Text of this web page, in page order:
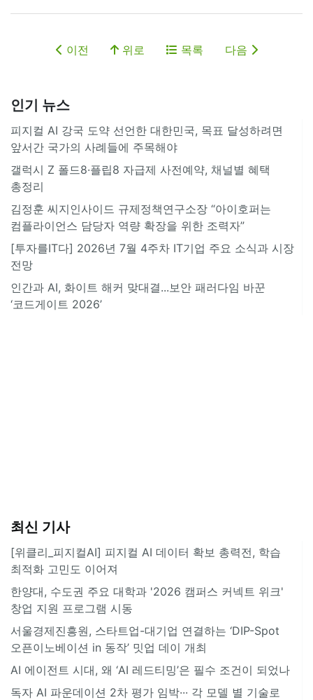
이전 위로 목록 다음
인기 뉴스
피지컬 AI 강국 도약 선언한 대한민국, 목표 달성하려면
앞서간 국가의 사례들에 주목해야
갤럭시 Z 폴드8·플립8 자급제 사전예약, 채널별 혜택
총정리
김정훈 씨지인사이드 규제정책연구소장 “아이호퍼는
컴플라이언스 담당자 역량 확장을 위한 조력자”
[투자를IT다] 2026년 7월 4주차 IT기업 주요 소식과 시장
전망
인간과 AI, 화이트 해커 맞대결...보안 패러다임 바꾼
‘코드게이트 2026’
최신 기사
[위클리_피지컬AI] 피지컬 AI 데이터 확보 총력전, 학습
최적화 고민도 이어져
한양대, 수도권 주요 대학과 '2026 캠퍼스 커넥트 위크'
창업 지원 프로그램 시동
서울경제진흥원, 스타트업-대기업 연결하는 ‘DIP-Spot
오픈이노베이션 in 동작’ 밋업 데이 개최
AI 에이전트 시대, 왜 ‘AI 레드티밍’은 필수 조건이 되었나
독자 AI 파운데이션 2차 평가 임박··· 각 모델 별 기술로